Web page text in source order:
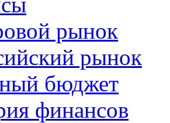
рынок
рынок
бюджет
финансов